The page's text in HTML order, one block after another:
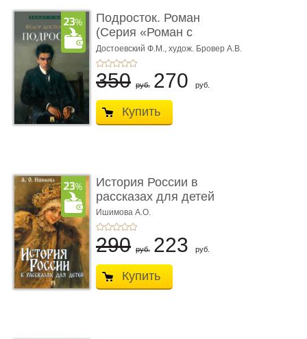
Подросток. Роман
(Серия «Роман с
книгой»)
Достоевский Ф.М., худож. Бровер А.В.
350 руб. 270 руб.
Купить
История России в
рассказах для детей
Ишимова А.О.
290 руб. 223 руб.
Купить